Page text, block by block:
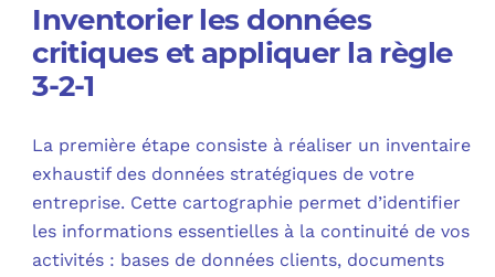
Inventorier les données
critiques et appliquer la règle
3-2-1
La première étape consiste à réaliser un inventaire
exhaustif des données stratégiques de votre
entreprise. Cette cartographie permet d’identifier
les informations essentielles à la continuité de vos
activités : bases de données clients, documents